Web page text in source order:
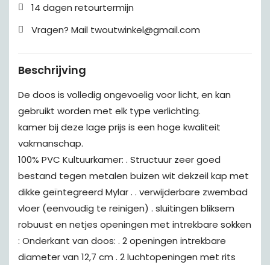
14 dagen retourtermijn
Vragen? Mail twoutwinkel@gmail.com
Beschrijving
De doos is volledig ongevoelig voor licht, en kan
gebruikt worden met elk type verlichting.
kamer bij deze lage prijs is een hoge kwaliteit
vakmanschap.
100% PVC Kultuurkamer: . Structuur zeer goed
bestand tegen metalen buizen wit dekzeil kap met
dikke geïntegreerd Mylar . . verwijderbare zwembad
vloer (eenvoudig te reinigen) . sluitingen bliksem
robuust en netjes openingen met intrekbare sokken
: Onderkant van doos: . 2 openingen intrekbare
diameter van 12,7 cm . 2 luchtopeningen met rits